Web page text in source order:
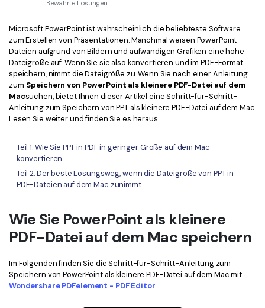
PDF OCR
PDF-Daten extrahieren
PDF freigeben
eSign PDFs rechtmäßig Neu
Branchen
Bildung
IT-Dienstleistung
Rechtliches
Gesundheitswesen
Finanzen
Regierung
Freiberufler
Kontakt zum Support
Was ist NEU
Benutzerhandbuch
PDFelement für Windows
PDFelement für Mac
PDFelement für iOS
PDFelement für Android
Mehr erfahren
Bewertungen
Kostenlose PDF-Vorlagen
Bearbeiten, Drucken und Anpassen von kostenlosen Vorlagen.
PDF-Wissen
PDF-bezogene Informationen, die Sie benötigen.
Bewährte Lösungen
Microsoft PowerPoint ist wahrscheinlich die beliebteste Software
zum Erstellen von Präsentationen. Manchmal weisen PowerPoint-
Dateien aufgrund von Bildern und aufwändigen Grafiken eine hohe
Dateigröße auf. Wenn Sie sie also konvertieren und im PDF-Format
speichern, nimmt die Dateigröße zu. Wenn Sie nach einer Anleitung
zum Speichern von PowerPoint als kleinere PDF-Datei auf dem
Macsuchen, bietet Ihnen dieser Artikel eine Schritt-für-Schritt-
Anleitung zum Speichern von PPT als kleinere PDF-Datei auf dem Mac.
Lesen Sie weiter und finden Sie es heraus.
Teil 1. Wie Sie PPT in PDF in geringer Größe auf dem Mac
konvertieren
Teil 2. Der beste Lösungsweg, wenn die Dateigröße von PPT in
PDF-Dateien auf dem Mac zunimmt
Wie Sie PowerPoint als kleinere
PDF-Datei auf dem Mac speichern
Im Folgenden finden Sie die Schritt-für-Schritt-Anleitung zum
Speichern von PowerPoint als kleinere PDF-Datei auf dem Mac mit
Wondershare PDFelement - PDF Editor.